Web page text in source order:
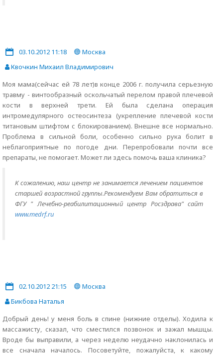
03.10.2012 11:18
Москва
Квочкин Михаил Владимирович
Моя мама(сейчас ей 78 лет)в конце 2006 г. получила серьезную
травму - винтообразный оскольчатый перелом правой плечевой
кости в верхней трети. Ей была сделана операция
интромедулярного остеосинтеза (укрепление плечевой кости
титановым штифтом с блокированием). Внешне все нормально.
Проблема в сильной боли, особенно сильно рука болит в
неблагоприятные по погоде дни. Перепробовали почти все
препараты, не помогает. Может ли здесь помочь ваша клиника?
К сожалению, наш центр не занимается лечением пациентов
старшей возрастной группы.Рекомендуем Вам обратиться в
ФГУ " Лечебно-реабилитационный центр Росздрава" сайт
www.medrf.ru
02.10.2012 21:15
Москва
Бикбова Наталья
Добрый день! у меня боль в спине (нижние отделы). Ходила к
массажисту, сказал, что сместился позвонок и зажал мышцы.
Вроде бы выправили, а через неделю неудачно наклонилась и
все сначала началось. Посоветуйте, пожалуйста, к какому